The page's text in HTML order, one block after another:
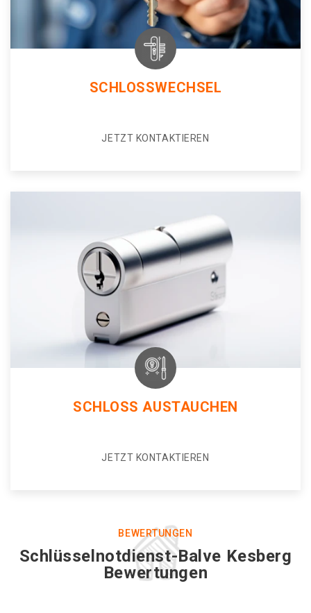
SCHLOSSWECHSEL
JETZT KONTAKTIEREN
SCHLOSS AUSTAUCHEN
JETZT KONTAKTIEREN
BEWERTUNGEN
Schlüsselnotdienst-Balve Kesberg
Bewertungen